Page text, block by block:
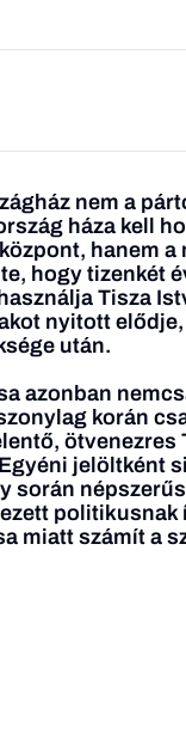
nem a
háza kell
hanem a
hogy tizenkét
Tisza
nyitott
után.
azonban
korán
jelöltként
során
politikusnak
miatt számít a